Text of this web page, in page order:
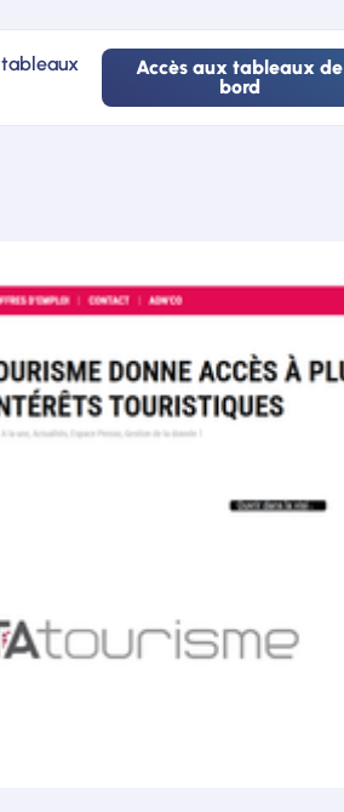
Accès
aux
tableaux
Accès aux tableaux de
bord